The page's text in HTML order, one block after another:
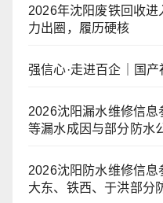
2026年沈阳废铁回收进
力出圈，履历硬核
强信心·走进百企｜国
2026沈阳漏水维修信
等漏水成因与部分防水
2026沈阳防水维修信息
大东、铁西、于洪部分